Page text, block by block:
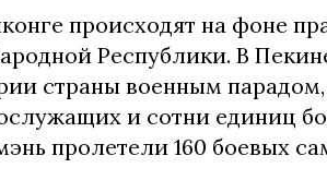
происходят на фоне
Республики. В
страны военным
и сотни единиц
пролетели 160 боевых